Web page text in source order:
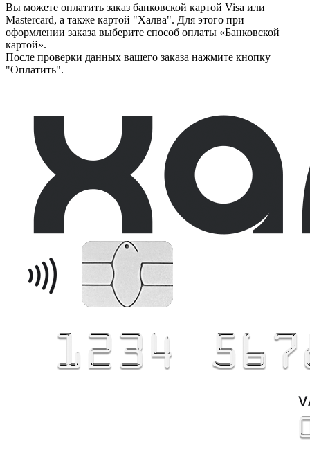
Вы можете оплатить заказ банковской картой Visa или
Mastercard, а также картой "Халва". Для этого при
оформлении заказа выберите способ оплаты «Банковской
картой».
После проверки данных вашего заказа нажмите кнопку
"Оплатить".